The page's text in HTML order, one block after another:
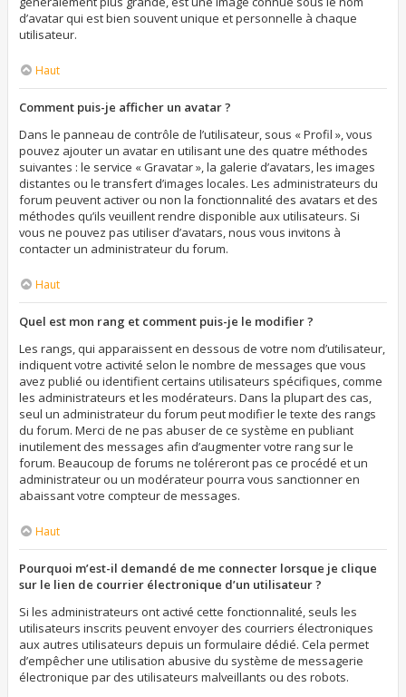
d’avatar qui est bien souvent unique et personnelle à chaque
utilisateur.
Haut
Comment puis-je afficher un avatar ?
Dans le panneau de contrôle de l’utilisateur, sous « Profil », vous
pouvez ajouter un avatar en utilisant une des quatre méthodes
suivantes : le service « Gravatar », la galerie d’avatars, les images
distantes ou le transfert d’images locales. Les administrateurs du
forum peuvent activer ou non la fonctionnalité des avatars et des
méthodes qu’ils veuillent rendre disponible aux utilisateurs. Si
vous ne pouvez pas utiliser d’avatars, nous vous invitons à
contacter un administrateur du forum.
Haut
Quel est mon rang et comment puis-je le modifier ?
Les rangs, qui apparaissent en dessous de votre nom d’utilisateur,
indiquent votre activité selon le nombre de messages que vous
avez publié ou identifient certains utilisateurs spécifiques, comme
les administrateurs et les modérateurs. Dans la plupart des cas,
seul un administrateur du forum peut modifier le texte des rangs
du forum. Merci de ne pas abuser de ce système en publiant
inutilement des messages afin d’augmenter votre rang sur le
forum. Beaucoup de forums ne toléreront pas ce procédé et un
administrateur ou un modérateur pourra vous sanctionner en
abaissant votre compteur de messages.
Haut
Pourquoi m’est-il demandé de me connecter lorsque je clique
sur le lien de courrier électronique d’un utilisateur ?
Si les administrateurs ont activé cette fonctionnalité, seuls les
utilisateurs inscrits peuvent envoyer des courriers électroniques
aux autres utilisateurs depuis un formulaire dédié. Cela permet
d’empêcher une utilisation abusive du système de messagerie
électronique par des utilisateurs malveillants ou des robots.